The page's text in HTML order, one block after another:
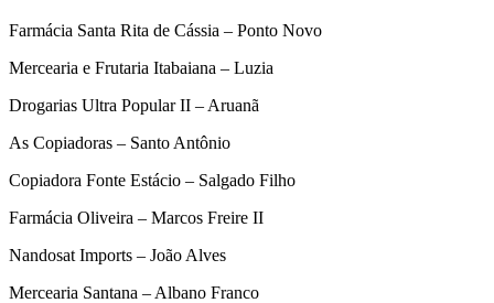
Farmácia Santa Rita de Cássia – Ponto Novo
Mercearia e Frutaria Itabaiana – Luzia
Drogarias Ultra Popular II – Aruanã
As Copiadoras – Santo Antônio
Copiadora Fonte Estácio – Salgado Filho
Farmácia Oliveira – Marcos Freire II
Nandosat Imports – João Alves
Mercearia Santana – Albano Franco